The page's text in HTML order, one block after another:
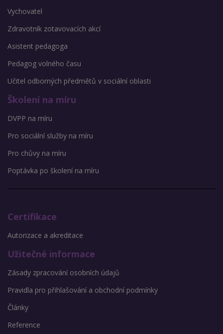
Vychovatel
Zdravotník zotavovacích akcí
Asistent pedagoga
Pedagog volného času
Učitel odborných předmětů v sociální oblasti
Školení na míru
DVPP na míru
Pro sociální služby na míru
Pro chůvy na míru
Poptávka po školení na míru
Certifikace
Autorizace a akreditace
Užitečné informace
Zásady zpracování osobních údajů
Pravidla pro přihlašování a obchodní podmínky
Články
Reference